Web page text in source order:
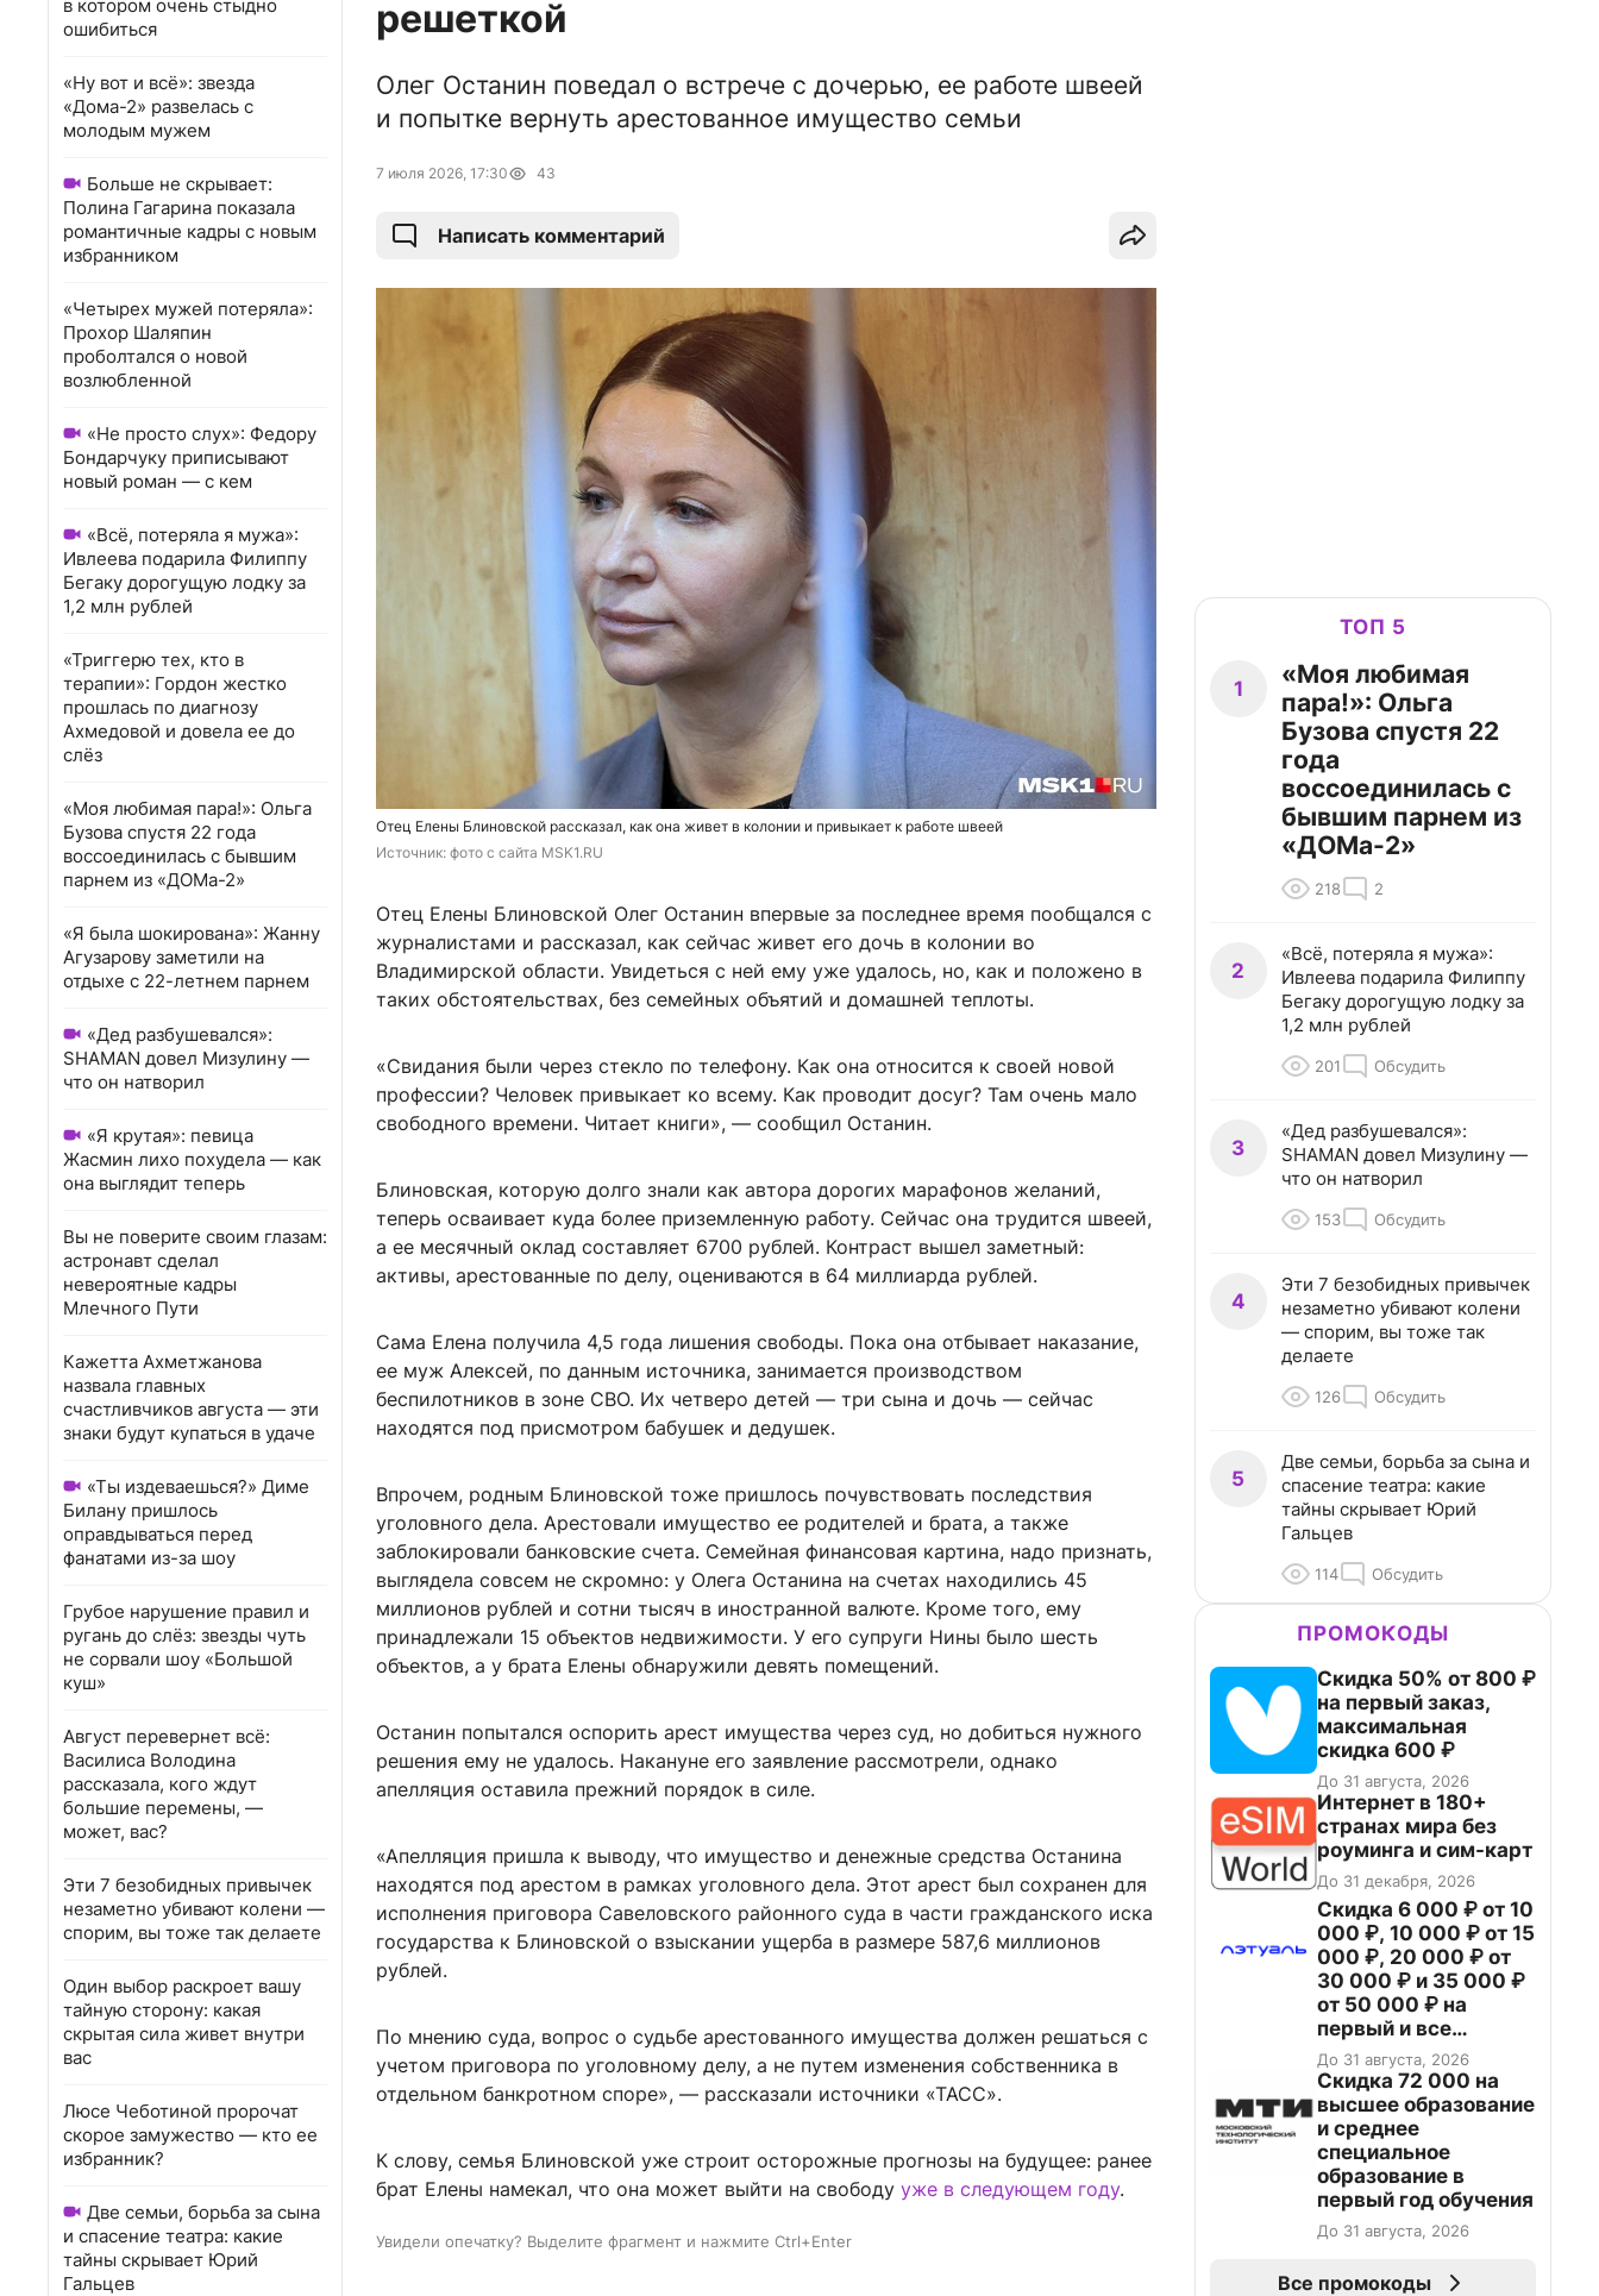
в котором очень стыдно
ошибиться
«Ну вот и всё»: звезда
«Дома-2» развелась с
молодым мужем
Больше не скрывает:
Полина Гагарина показала
романтичные кадры с новым
избранником
«Четырех мужей потеряла»:
Прохор Шаляпин
проболтался о новой
возлюбленной
«Не просто слух»: Федору
Бондарчуку приписывают
новый роман — с кем
«Всё, потеряла я мужа»:
Ивлеева подарила Филиппу
Бегаку дорогущую лодку за
1,2 млн рублей
«Триггерю тех, кто в
терапии»: Гордон жестко
прошлась по диагнозу
Ахмедовой и довела ее до
слёз
«Моя любимая пара!»: Ольга
Бузова спустя 22 года
воссоединилась с бывшим
парнем из «ДОМа-2»
«Я была шокирована»: Жанну
Агузарову заметили на
отдыхе с 22-летнем парнем
«Дед разбушевался»:
SHAMAN довел Мизулину —
что он натворил
«Я крутая»: певица
Жасмин лихо похудела — как
она выглядит теперь
Вы не поверите своим глазам:
астронавт сделал
невероятные кадры
Млечного Пути
Кажетта Ахметжанова
назвала главных
счастливчиков августа — эти
знаки будут купаться в удаче
«Ты издеваешься?» Диме
Билану пришлось
оправдываться перед
фанатами из-за шоу
Грубое нарушение правил и
ругань до слёз: звезды чуть
не сорвали шоу «Большой
куш»
Август перевернет всё:
Василиса Володина
рассказала, кого ждут
большие перемены, —
может, вас?
Эти 7 безобидных привычек
незаметно убивают колени —
спорим, вы тоже так делаете
Один выбор раскроет вашу
тайную сторону: какая
скрытая сила живет внутри
вас
Люсе Чеботиной пророчат
скорое замужество — кто ее
избранник?
Две семьи, борьба за сына
и спасение театра: какие
тайны скрывает Юрий
Гальцев
решеткой
Олег Останин поведал о встрече с дочерью, ее работе швеей
и попытке вернуть арестованное имущество семьи
7 июля 2026, 17:30 43
Написать комментарий
Отец Елены Блиновской рассказал, как она живет в колонии и привыкает к работе швеей
Источник: фото с сайта MSK1.RU
Отец Елены Блиновской Олег Останин впервые за последнее время пообщался с
журналистами и рассказал, как сейчас живет его дочь в колонии во
Владимирской области. Увидеться с ней ему уже удалось, но, как и положено в
таких обстоятельствах, без семейных объятий и домашней теплоты.
«Свидания были через стекло по телефону. Как она относится к своей новой
профессии? Человек привыкает ко всему. Как проводит досуг? Там очень мало
свободного времени. Читает книги», — сообщил Останин.
Блиновская, которую долго знали как автора дорогих марафонов желаний,
теперь осваивает куда более приземленную работу. Сейчас она трудится швеей,
а ее месячный оклад составляет 6700 рублей. Контраст вышел заметный:
активы, арестованные по делу, оцениваются в 64 миллиарда рублей.
Сама Елена получила 4,5 года лишения свободы. Пока она отбывает наказание,
ее муж Алексей, по данным источника, занимается производством
беспилотников в зоне СВО. Их четверо детей — три сына и дочь — сейчас
находятся под присмотром бабушек и дедушек.
Впрочем, родным Блиновской тоже пришлось почувствовать последствия
уголовного дела. Арестовали имущество ее родителей и брата, а также
заблокировали банковские счета. Семейная финансовая картина, надо признать,
выглядела совсем не скромно: у Олега Останина на счетах находились 45
миллионов рублей и сотни тысяч в иностранной валюте. Кроме того, ему
принадлежали 15 объектов недвижимости. У его супруги Нины было шесть
объектов, а у брата Елены обнаружили девять помещений.
Останин попытался оспорить арест имущества через суд, но добиться нужного
решения ему не удалось. Накануне его заявление рассмотрели, однако
апелляция оставила прежний порядок в силе.
«Апелляция пришла к выводу, что имущество и денежные средства Останина
находятся под арестом в рамках уголовного дела. Этот арест был сохранен для
исполнения приговора Савеловского районного суда в части гражданского иска
государства к Блиновской о взыскании ущерба в размере 587,6 миллионов
рублей.
По мнению суда, вопрос о судьбе арестованного имущества должен решаться с
учетом приговора по уголовному делу, а не путем изменения собственника в
отдельном банкротном споре», — рассказали источники «ТАСС».
К слову, семья Блиновской уже строит осторожные прогнозы на будущее: ранее
брат Елены намекал, что она может выйти на свободу уже в следующем году.
Увидели опечатку? Выделите фрагмент и нажмите Ctrl+Enter
ТОП 5
1
«Моя любимая
пара!»: Ольга
Бузова спустя 22
года
воссоединилась с
бывшим парнем из
«ДОМа-2»
218 2
2
«Всё, потеряла я мужа»:
Ивлеева подарила Филиппу
Бегаку дорогущую лодку за
1,2 млн рублей
201 Обсудить
3
«Дед разбушевался»:
SHAMAN довел Мизулину —
что он натворил
153 Обсудить
4
Эти 7 безобидных привычек
незаметно убивают колени
— спорим, вы тоже так
делаете
126 Обсудить
5
Две семьи, борьба за сына и
спасение театра: какие
тайны скрывает Юрий
Гальцев
114 Обсудить
ПРОМОКОДЫ
Скидка 50% от 800 ₽
на первый заказ,
максимальная
скидка 600 ₽
До 31 августа, 2026
Интернет в 180+
странах мира без
роуминга и сим-карт
До 31 декабря, 2026
Скидка 6 000 ₽ от 10
000 ₽, 10 000 ₽ от 15
000 ₽, 20 000 ₽ от
30 000 ₽ и 35 000 ₽
от 50 000 ₽ на
первый и все
повторные заказы по
промокоду НАБЕРИ
До 31 августа, 2026
Скидка 72 000 на
высшее образование
и среднее
специальное
образование в
первый год обучения
До 31 августа, 2026
Все промокоды